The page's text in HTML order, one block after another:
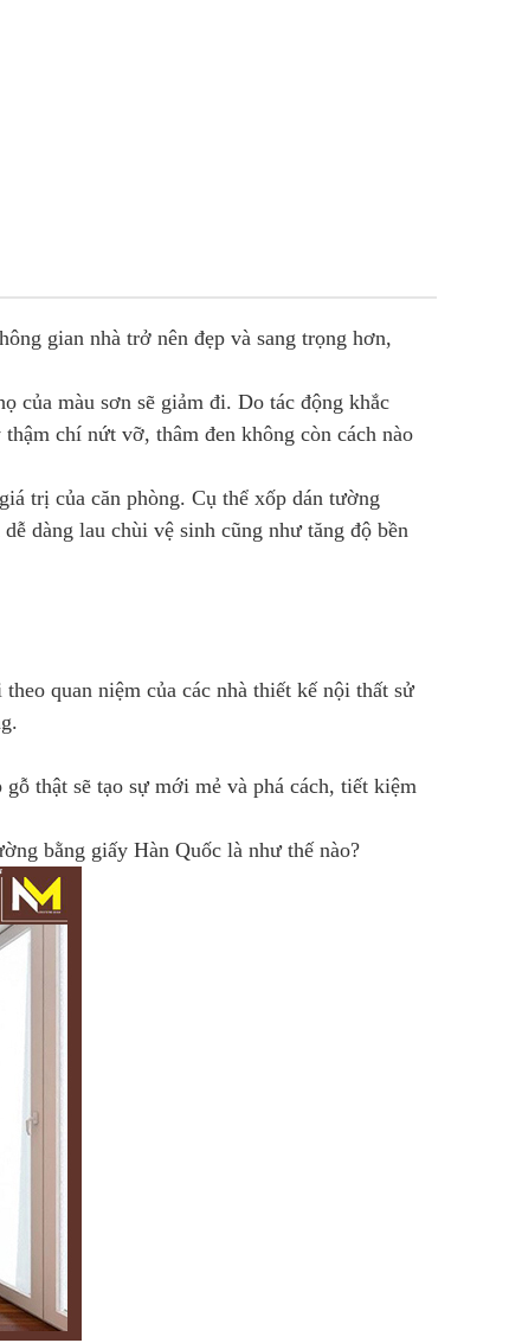
gian nhà trở nên đẹp và sang trọng hơn,
của màu sơn sẽ giảm đi. Do tác động khắc
chí nứt vỡ, thâm đen không còn cách nào
trị của căn phòng. Cụ thể xốp dán tường
dàng lau chùi vệ sinh cũng như tăng độ bền
quan niệm của các nhà thiết kế nội thất sử
thật sẽ tạo sự mới mẻ và phá cách, tiết kiệm
bằng giấy Hàn Quốc là như thế nào?